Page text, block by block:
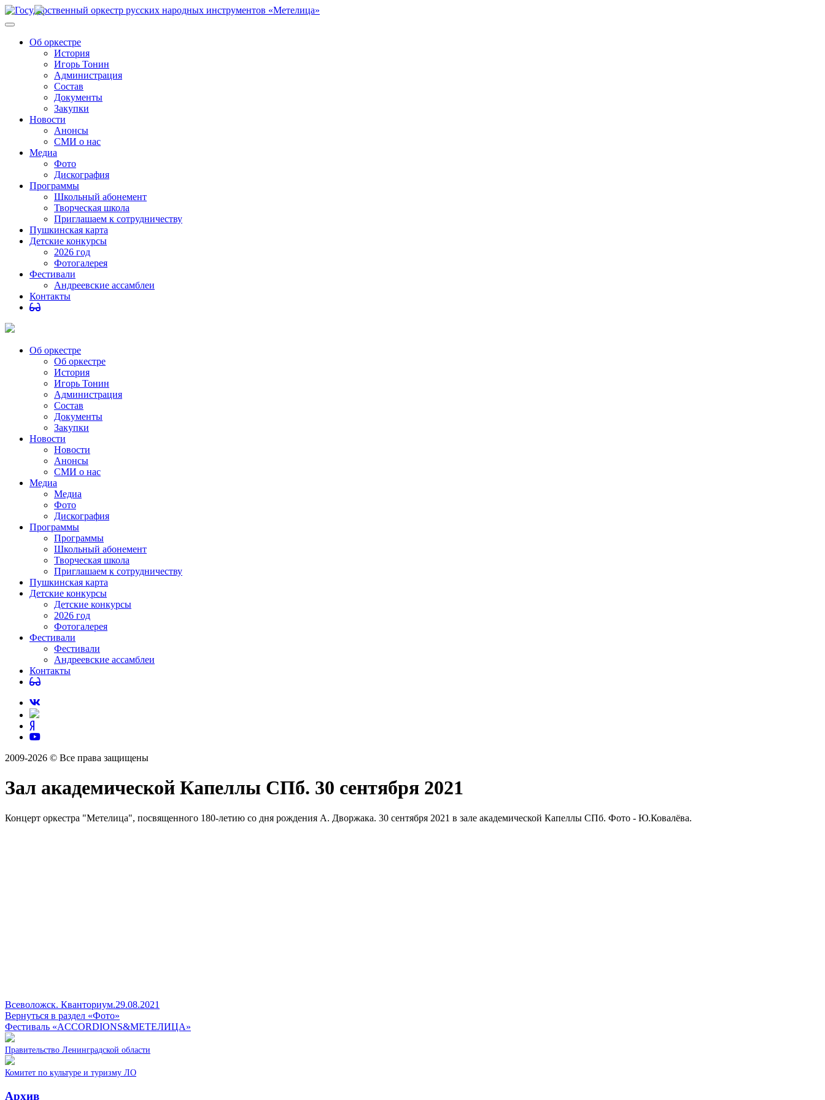
Об оркестре
История
Игорь Тонин
Администрация
Состав
Документы
Закупки
Новости
Анонсы
СМИ о нас
Медиа
Фото
Дискография
Программы
Школьный абонемент
Творческая школа
Приглашаем к сотрудничеству
Пушкинская карта
Детские конкурсы
2026 год
Фотогалерея
Фестивали
Андреевские ассамблеи
Контакты
Об оркестре
Об оркестре
История
Игорь Тонин
Администрация
Состав
Документы
Закупки
Новости
Новости
Анонсы
СМИ о нас
Медиа
Медиа
Фото
Дискография
Программы
Программы
Школьный абонемент
Творческая школа
Приглашаем к сотрудничеству
Пушкинская карта
Детские конкурсы
Детские конкурсы
2026 год
Фотогалерея
Фестивали
Фестивали
Андреевские ассамблеи
Контакты
2009-2026 © Все права защищены
Зал академической Капеллы СПб. 30 сентября 2021
Концерт оркестра "Метелица", посвященного 180-летию со дня рождения А. Дворжака. 30 сентября 2021 в зале академической Капеллы СПб. Фото - Ю.Ковалёва.
Всеволожск. Кванториум.29.08.2021
Вернуться в раздел «Фото»
Фестиваль «ACCORDIONS&МЕТЕЛИЦА»
Правительство Ленинградской области
Комитет по культуре и туризму ЛО
Архив